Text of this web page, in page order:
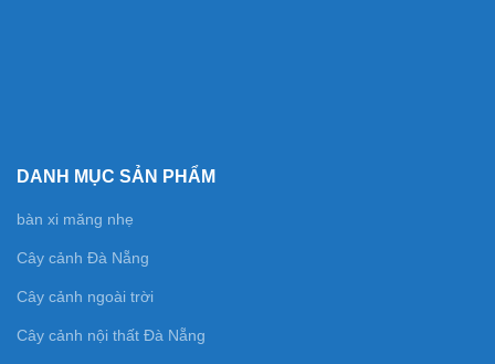
DANH MỤC SẢN PHẨM
bàn xi măng nhẹ
Cây cảnh Đà Nẵng
Cây cảnh ngoài trời
Cây cảnh nội thất Đà Nẵng